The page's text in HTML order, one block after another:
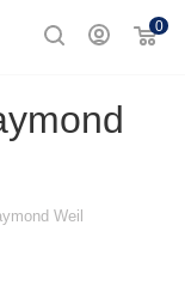
0
Weil